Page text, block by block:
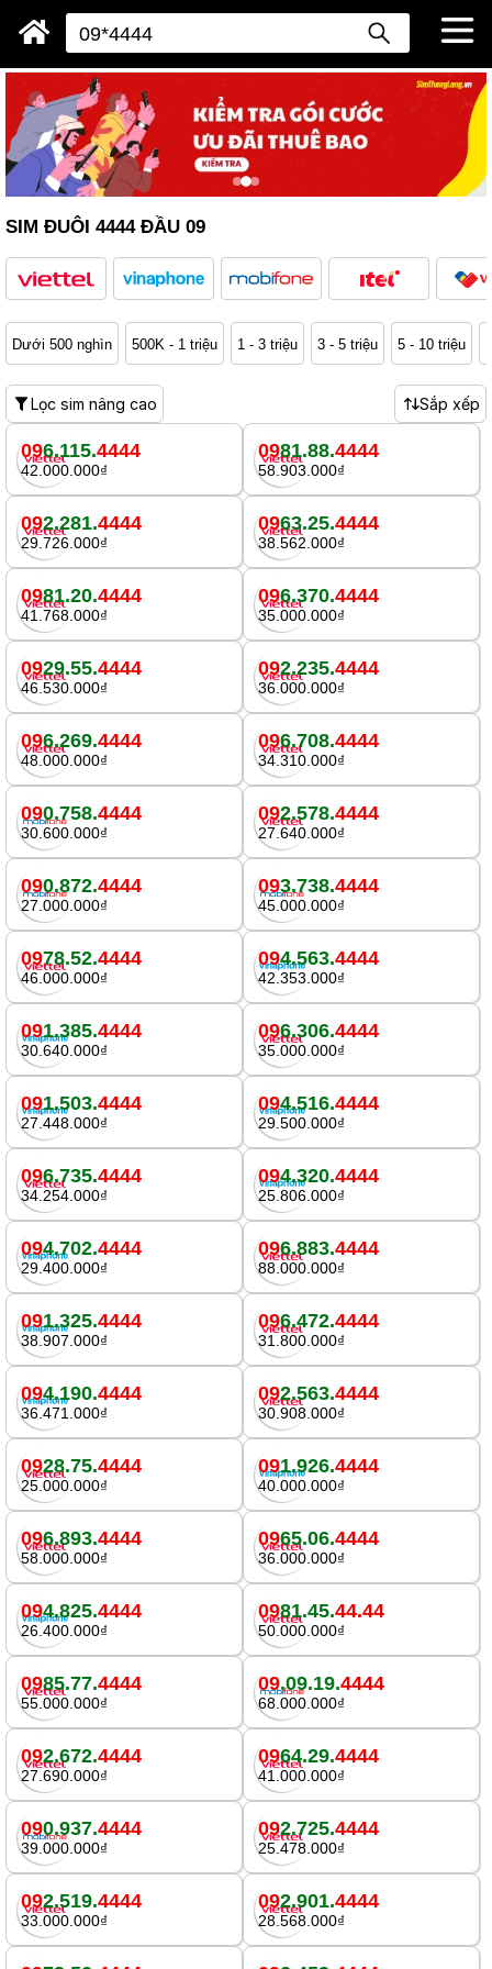
SIM ĐUÔI 4444 ĐẦU 09
Dưới 500 nghìn 500K - 1 triệu 1 - 3 triệu 3 - 5 triệu 5 - 10 triệu
Lọc sim nâng cao Sắp xếp
096.115.4444
42.000.000₫
0981.88.4444
58.903.000₫
092.281.4444
29.726.000₫
0963.25.4444
38.562.000₫
0981.20.4444
41.768.000₫
096.370.4444
35.000.000₫
0929.55.4444
46.530.000₫
092.235.4444
36.000.000₫
096.269.4444
48.000.000₫
096.708.4444
34.310.000₫
090.758.4444
30.600.000₫
092.578.4444
27.640.000₫
090.872.4444
27.000.000₫
093.738.4444
45.000.000₫
0978.52.4444
46.000.000₫
094.563.4444
42.353.000₫
091.385.4444
30.640.000₫
096.306.4444
35.000.000₫
091.503.4444
27.448.000₫
094.516.4444
29.500.000₫
096.735.4444
34.254.000₫
094.320.4444
25.806.000₫
094.702.4444
29.400.000₫
096.883.4444
88.000.000₫
091.325.4444
38.907.000₫
096.472.4444
31.800.000₫
094.190.4444
36.471.000₫
092.563.4444
30.908.000₫
0928.75.4444
25.000.000₫
091.926.4444
40.000.000₫
096.893.4444
58.000.000₫
0965.06.4444
36.000.000₫
094.825.4444
26.400.000₫
0981.45.44.44
50.000.000₫
0985.77.4444
55.000.000₫
09.09.19.4444
68.000.000₫
092.672.4444
27.690.000₫
0964.29.4444
41.000.000₫
090.937.4444
39.000.000₫
092.725.4444
25.478.000₫
092.519.4444
33.000.000₫
092.901.4444
28.568.000₫